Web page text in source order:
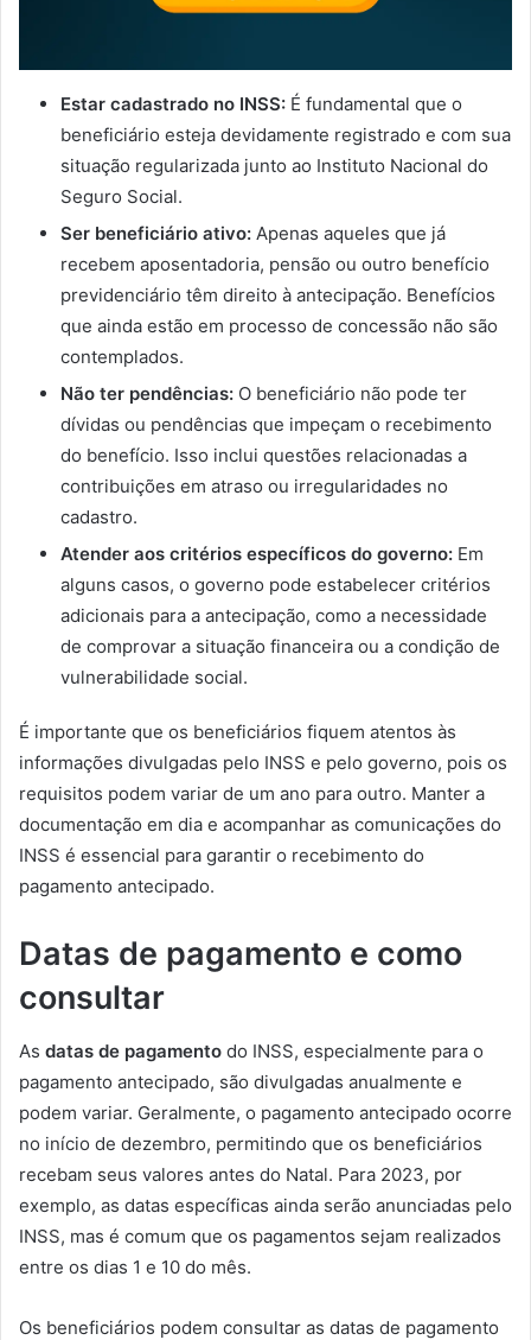
Estar cadastrado no INSS: É fundamental que o
beneficiário esteja devidamente registrado e com sua
situação regularizada junto ao Instituto Nacional do
Seguro Social.
Ser beneficiário ativo: Apenas aqueles que já
recebem aposentadoria, pensão ou outro benefício
previdenciário têm direito à antecipação. Benefícios
que ainda estão em processo de concessão não são
contemplados.
Não ter pendências: O beneficiário não pode ter
dívidas ou pendências que impeçam o recebimento
do benefício. Isso inclui questões relacionadas a
contribuições em atraso ou irregularidades no
cadastro.
Atender aos critérios específicos do governo: Em
alguns casos, o governo pode estabelecer critérios
adicionais para a antecipação, como a necessidade
de comprovar a situação financeira ou a condição de
vulnerabilidade social.
É importante que os beneficiários fiquem atentos às
informações divulgadas pelo INSS e pelo governo, pois os
requisitos podem variar de um ano para outro. Manter a
documentação em dia e acompanhar as comunicações do
INSS é essencial para garantir o recebimento do
pagamento antecipado.
Datas de pagamento e como
consultar
As datas de pagamento do INSS, especialmente para o
pagamento antecipado, são divulgadas anualmente e
podem variar. Geralmente, o pagamento antecipado ocorre
no início de dezembro, permitindo que os beneficiários
recebam seus valores antes do Natal. Para 2023, por
exemplo, as datas específicas ainda serão anunciadas pelo
INSS, mas é comum que os pagamentos sejam realizados
entre os dias 1 e 10 do mês.
Os beneficiários podem consultar as datas de pagamento